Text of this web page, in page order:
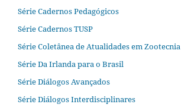
Série Cadernos Pedagógicos
Série Cadernos TUSP
Série Coletânea de Atualidades em Zootecnia
Série Da Irlanda para o Brasil
Série Diálogos Avançados
Série Diálogos Interdisciplinares